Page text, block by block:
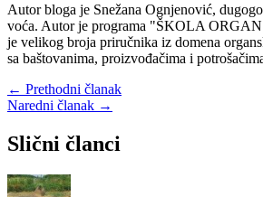
Autor bloga je Snežana Ognjenović,
voća. Autor je programa "ŠKOLA
je velikog broja priručnika iz domena
sa baštovanima, proizvođačima i
← Prethodni članak
Naredni članak →
Slični članci